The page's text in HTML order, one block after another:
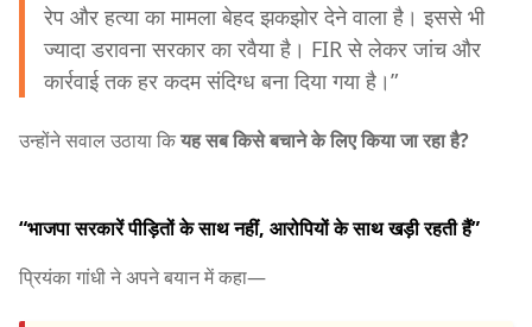
रेप और हत्या का मामला बेहद झकझोर देने वाला है। इससे भी
ज्यादा डरावना सरकार का रवैया है। FIR से लेकर जांच और
कार्रवाई तक हर कदम संदिग्ध बना दिया गया है।”
उन्होंने सवाल उठाया कियह सब किसे बचाने के लिए किया जा रहा है?
“भाजपा सरकारें पीड़ितों के साथ नहीं, आरोपियों के साथ खड़ी रहती हैं”
प्रियंका गांधी ने अपने बयान में कहा—